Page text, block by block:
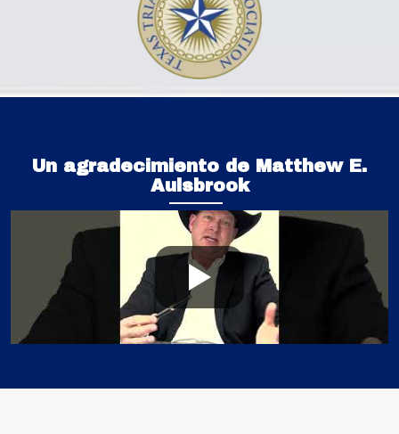
Un agradecimiento de Matthew E.
Aulsbrook